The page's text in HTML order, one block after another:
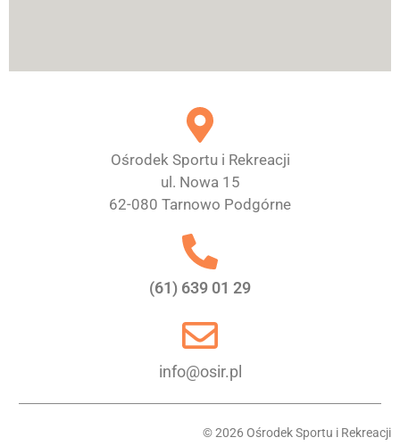
Ośrodek Sportu i Rekreacji
ul. Nowa 15
62-080 Tarnowo Podgórne
(61) 639 01 29
info@osir.pl
© 2026 Ośrodek Sportu i Rekreacji